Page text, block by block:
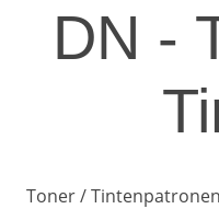
DN -
Toner /